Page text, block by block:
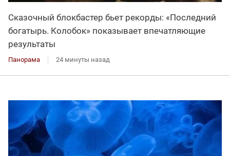
Сказочный блокбастер бьет рекорды: «Последний
богатырь. Колобок» показывает впечатляющие
результаты
Панорама 24 минуты назад